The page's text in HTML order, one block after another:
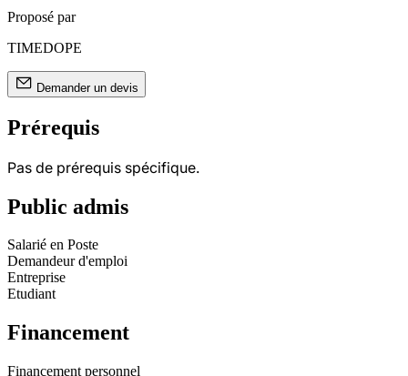
Proposé par
TIMEDOPE
Demander un devis
Prérequis
Pas de prérequis spécifique.
Public admis
Salarié en Poste
Demandeur d'emploi
Entreprise
Etudiant
Financement
Financement personnel